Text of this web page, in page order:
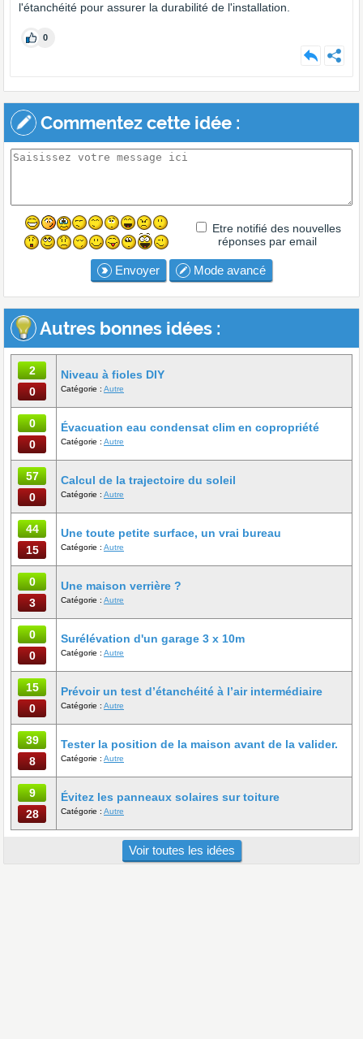
l'étanchéité pour assurer la durabilité de l'installation.
0
Commentez cette idée :
Etre notifié des nouvelles
réponses par email
Envoyer Mode avancé
Autres bonnes idées :
2
0
Niveau à fioles DIY
Catégorie : Autre
0
0
Évacuation eau condensat clim en copropriété
Catégorie : Autre
57
0
Calcul de la trajectoire du soleil
Catégorie : Autre
44
15
Une toute petite surface, un vrai bureau
Catégorie : Autre
0
3
Une maison verrière ?
Catégorie : Autre
0
0
Surélévation d'un garage 3 x 10m
Catégorie : Autre
15
0
Prévoir un test d’étanchéité à l’air intermédiaire
Catégorie : Autre
39
8
Tester la position de la maison avant de la valider.
Catégorie : Autre
9
28
Évitez les panneaux solaires sur toiture
Catégorie : Autre
Voir toutes les idées